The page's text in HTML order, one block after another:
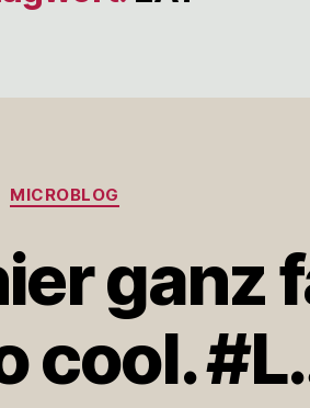
Kategorien
MICROBLOG
ganz
cool.